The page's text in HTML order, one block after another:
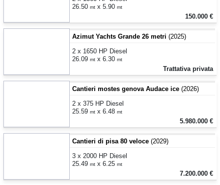
26.50 mt x 5.90 mt
150.000 €
Azimut Yachts Grande 26 metri (2025)
2 x 1650 HP Diesel
26.09 mt x 6.30 mt
Trattativa privata
Cantieri mostes genova Audace ice (2026)
2 x 375 HP Diesel
25.59 mt x 6.48 mt
5.980.000 €
Cantieri di pisa 80 veloce (2029)
3 x 2000 HP Diesel
25.49 mt x 6.25 mt
7.200.000 €